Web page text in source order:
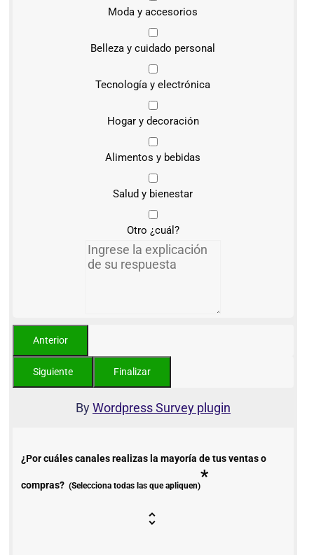
Moda y accesorios
Belleza y cuidado personal
Tecnología y electrónica
Hogar y decoración
Alimentos y bebidas
Salud y bienestar
Otro ¿cuál?
ByWordpress Survey plugin
¿Por cuáles canales realizas la mayoría de tus ventas o
compras? (Selecciona todas las que apliquen)*